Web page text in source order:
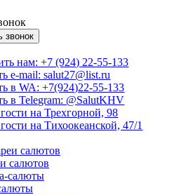
звонок
нам: +7 (924) 22-55-133
e-mail: salut27@list.ru
в WA: +7(924)22-55-133
в Telegram: @SalutKHV
на Трехгорной, 98
на Тихоокеанской, 47/1
салютов